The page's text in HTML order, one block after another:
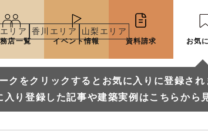
リア 香川エリア 山梨エリア
店一覧 イベント情報 資料請求 お気
クをクリックするとお気に入りに登録され
入り登録した記事や建築実例はこちらから
見つける岡山の工務店一覧